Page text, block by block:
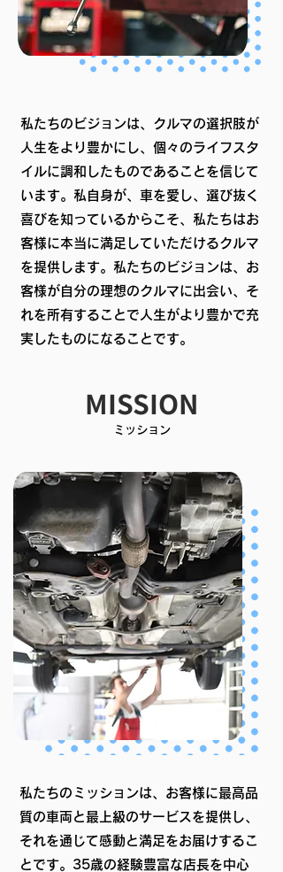
私たちのビジョンは、クルマの選択肢が
人生をより豊かにし、個々のライフスタ
イルに調和したものであることを信じて
います。私自身が、車を愛し、選び抜く
喜びを知っているからこそ、私たちはお
客様に本当に満足していただけるクルマ
を提供します。私たちのビジョンは、お
客様が自分の理想のクルマに出会い、そ
れを所有することで人生がより豊かで充
実したものになることです。
MISSION
ミッション
私たちのミッションは、お客様に最高品
質の車両と最上級のサービスを提供し、
それを通じて感動と満足をお届けするこ
とです。35歳の経験豊富な店長を中心